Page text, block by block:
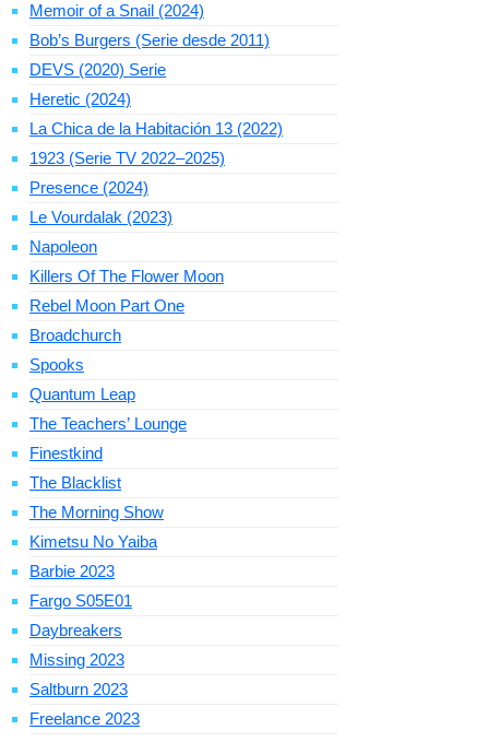
Memoir of a Snail (2024)
Bob’s Burgers (Serie desde 2011)
DEVS (2020) Serie
Heretic (2024)
La Chica de la Habitación 13 (2022)
1923 (Serie TV 2022–2025)
Presence (2024)
Le Vourdalak (2023)
Napoleon
Killers Of The Flower Moon
Rebel Moon Part One
Broadchurch
Spooks
Quantum Leap
The Teachers’ Lounge
Finestkind
The Blacklist
The Morning Show
Kimetsu No Yaiba
Barbie 2023
Fargo S05E01
Daybreakers
Missing 2023
Saltburn 2023
Freelance 2023